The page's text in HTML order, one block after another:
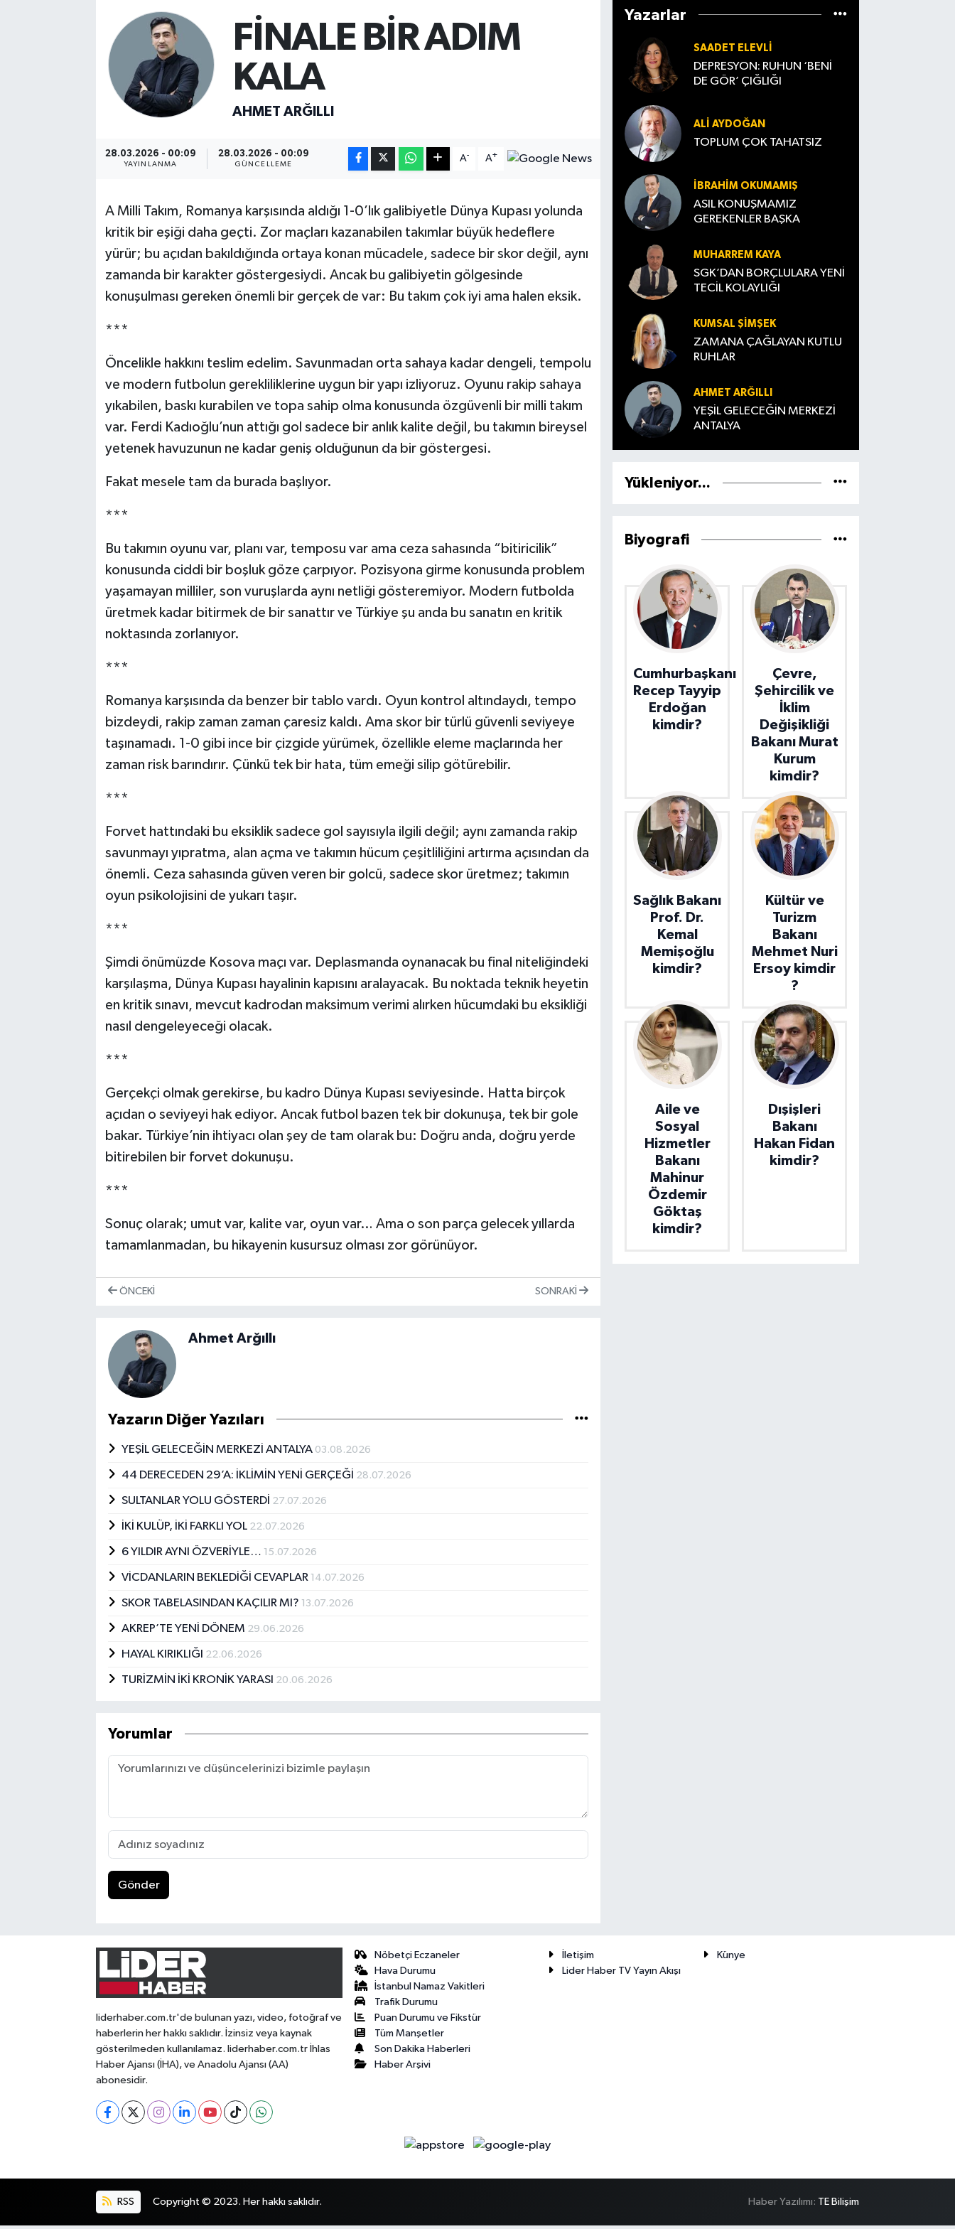
FİNALE BİR ADIM
KALA
AHMET ARĞILLI
28.03.2026 - 00:09
YAYINLANMA
28.03.2026 - 00:09
GÜNCELLEME
A- A+
A Milli Takım, Romanya karşısında aldığı 1-0’lık galibiyetle Dünya Kupası yolunda
kritik bir eşiği daha geçti. Zor maçları kazanabilen takımlar büyük hedeflere
yürür; bu açıdan bakıldığında ortaya konan mücadele, sadece bir skor değil, aynı
zamanda bir karakter göstergesiydi. Ancak bu galibiyetin gölgesinde
konuşulması gereken önemli bir gerçek de var: Bu takım çok iyi ama halen eksik.
***
Öncelikle hakkını teslim edelim. Savunmadan orta sahaya kadar dengeli, tempolu
ve modern futbolun gerekliliklerine uygun bir yapı izliyoruz. Oyunu rakip sahaya
yıkabilen, baskı kurabilen ve topa sahip olma konusunda özgüvenli bir milli takım
var. Ferdi Kadıoğlu’nun attığı gol sadece bir anlık kalite değil, bu takımın bireysel
yetenek havuzunun ne kadar geniş olduğunun da bir göstergesi.
Fakat mesele tam da burada başlıyor.
***
Bu takımın oyunu var, planı var, temposu var ama ceza sahasında “bitiricilik”
konusunda ciddi bir boşluk göze çarpıyor. Pozisyona girme konusunda problem
yaşamayan milliler, son vuruşlarda aynı netliği gösteremiyor. Modern futbolda
üretmek kadar bitirmek de bir sanattır ve Türkiye şu anda bu sanatın en kritik
noktasında zorlanıyor.
***
Romanya karşısında da benzer bir tablo vardı. Oyun kontrol altındaydı, tempo
bizdeydi, rakip zaman zaman çaresiz kaldı. Ama skor bir türlü güvenli seviyeye
taşınamadı. 1-0 gibi ince bir çizgide yürümek, özellikle eleme maçlarında her
zaman risk barındırır. Çünkü tek bir hata, tüm emeği silip götürebilir.
***
Forvet hattındaki bu eksiklik sadece gol sayısıyla ilgili değil; aynı zamanda rakip
savunmayı yıpratma, alan açma ve takımın hücum çeşitliliğini artırma açısından da
önemli. Ceza sahasında güven veren bir golcü, sadece skor üretmez; takımın
oyun psikolojisini de yukarı taşır.
***
Şimdi önümüzde Kosova maçı var. Deplasmanda oynanacak bu final niteliğindeki
karşılaşma, Dünya Kupası hayalinin kapısını aralayacak. Bu noktada teknik heyetin
en kritik sınavı, mevcut kadrodan maksimum verimi alırken hücumdaki bu eksikliği
nasıl dengeleyeceği olacak.
***
Gerçekçi olmak gerekirse, bu kadro Dünya Kupası seviyesinde. Hatta birçok
açıdan o seviyeyi hak ediyor. Ancak futbol bazen tek bir dokunuşa, tek bir gole
bakar. Türkiye’nin ihtiyacı olan şey de tam olarak bu: Doğru anda, doğru yerde
bitirebilen bir forvet dokunuşu.
***
Sonuç olarak; umut var, kalite var, oyun var… Ama o son parça gelecek yıllarda
tamamlanmadan, bu hikayenin kusursuz olması zor görünüyor.
ÖNCEKI SONRAKI
Ahmet Arğıllı
Yazarın Diğer Yazıları
YEŞİL GELECEĞİN MERKEZİ ANTALYA 03.08.2026
44 DERECEDEN 29’A: İKLİMİN YENİ GERÇEĞİ 28.07.2026
SULTANLAR YOLU GÖSTERDİ 27.07.2026
İKİ KULÜP, İKİ FARKLI YOL 22.07.2026
6 YILDIR AYNI ÖZVERİYLE… 15.07.2026
VİCDANLARIN BEKLEDİĞİ CEVAPLAR 14.07.2026
SKOR TABELASINDAN KAÇILIR MI? 13.07.2026
AKREP’TE YENİ DÖNEM 29.06.2026
HAYAL KIRIKLIĞI 22.06.2026
TURİZMİN İKİ KRONİK YARASI 20.06.2026
Yorumlar
Gönder
Yazarlar
SAADET ELEVLI
DEPRESYON: RUHUN ‘BENİ
DE GÖR’ ÇIĞLIĞI
ALI AYDOĞAN
TOPLUM ÇOK TAHATSIZ
İBRAHIM OKUMAMIŞ
ASIL KONUŞMAMIZ
GEREKENLER BAŞKA
MUHARREM KAYA
SGK’DAN BORÇLULARA YENİ
TECİL KOLAYLIĞI
KUMSAL ŞIMŞEK
ZAMANA ÇAĞLAYAN KUTLU
RUHLAR
AHMET ARĞILLI
YEŞİL GELECEĞİN MERKEZİ
ANTALYA
Yükleniyor...
Biyografi
Cumhurbaşkanı
Recep Tayyip
Erdoğan
kimdir?
Çevre,
Şehircilik ve
İklim
Değişikliği
Bakanı Murat
Kurum
kimdir?
Sağlık Bakanı
Prof. Dr.
Kemal
Memişoğlu
kimdir?
Kültür ve
Turizm
Bakanı
Mehmet Nuri
Ersoy kimdir
?
Aile ve
Sosyal
Hizmetler
Bakanı
Mahinur
Özdemir
Göktaş
kimdir?
Dışişleri
Bakanı
Hakan Fidan
kimdir?
liderhaber.com.tr'de bulunan yazı, video, fotoğraf ve
haberlerin her hakkı saklıdır. İzinsiz veya kaynak
gösterilmeden kullanılamaz. liderhaber.com.tr İhlas
Haber Ajansı (İHA), ve Anadolu Ajansı (AA)
abonesidir.
Nöbetçi Eczaneler
Hava Durumu
İstanbul Namaz Vakitleri
Trafik Durumu
Puan Durumu ve Fikstür
Tüm Manşetler
Son Dakika Haberleri
Haber Arşivi
İletişim
Künye
Lider Haber TV Yayın Akışı
RSS Copyright © 2023. Her hakkı saklıdır. Haber Yazılımı: TE Bilişim
Kültür - Sanat
Lider Haber TV Canlı Yayın izle